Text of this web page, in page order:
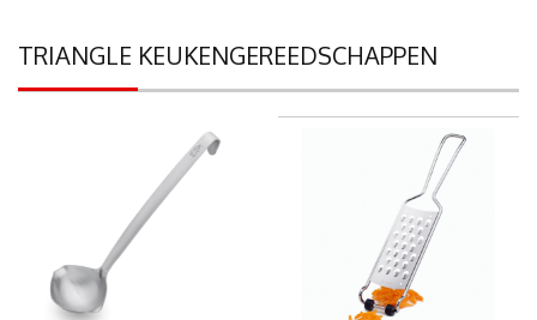
TRIANGLE KEUKENGEREEDSCHAPPEN